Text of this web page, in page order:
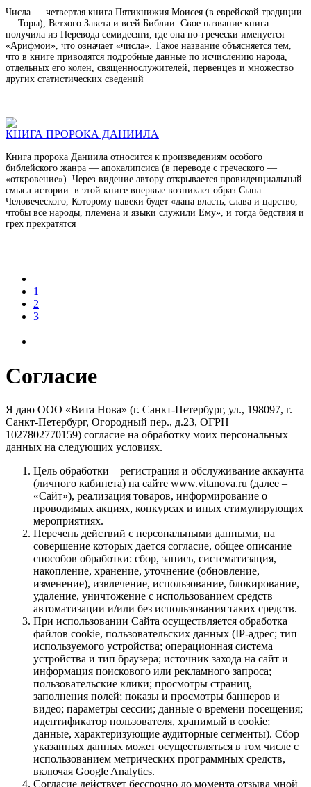
Числа — четвертая книга Пятикнижия Моисея (в еврейской традиции
— Торы), Ветхого Завета и всей Библии. Свое название книга
получила из Перевода семидесяти, где она по-гречески именуется
«Арифмои», что означает «числа». Такое название объясняется тем,
что в книге приводятся подробные данные по исчислению народа,
отдельных его колен, священнослужителей, первенцев и множество
других статистических сведений
КНИГА ПРОРОКА ДАНИИЛА
Книга пророка Даниила относится к произведениям особого
библейско­го жанра — апокалипсиса (в переводе с греческого —
«откровение»). Через видение автору открывается провиденциальный
смысл истории: в этой книге впервые возникает образ Сына
Человеческого, Которому навеки будет «дана власть, слава и царство,
чтобы все народы, племена и языки служили Ему», и тогда бедствия и
грех прекратятся
1
2
3
Согласие
Я даю ООО «Вита Нова» (г. Санкт-Петербург, ул., 198097, г.
Санкт-Петербург, Огородный пер., д.23, ОГРН
1027802770159) согласие на обработку моих персональных
данных на следующих условиях.
Цель обработки – регистрация и обслуживание аккаунта
(личного кабинета) на сайте www.vitanova.ru (далее –
«Сайт»), реализация товаров, информирование о
проводимых акциях, конкурсах и иных стимулирующих
мероприятиях.
Перечень действий с персональными данными, на
совершение которых дается согласие, общее описание
способов обработки: сбор, запись, систематизация,
накопление, хранение, уточнение (обновление,
изменение), извлечение, использование, блокирование,
удаление, уничтожение с использованием средств
автоматизации и/или без использования таких средств.
При использовании Сайта осуществляется обработка
файлов cookie, пользовательских данных (IP-адрес; тип
используемого устройства; операционная система
устройства и тип браузера; источник захода на сайт и
информация поискового или рекламного запроса;
пользовательские клики; просмотры страниц,
заполнения полей; показы и просмотры баннеров и
видео; параметры сессии; данные о времени посещения;
идентификатор пользователя, хранимый в cookie;
данные, характеризующие аудиторные сегменты). Сбор
указанных данных может осуществляться в том числе с
использованием метрических программных средств,
включая Google Analytics.
Согласие действует бессрочно до момента отзыва мной